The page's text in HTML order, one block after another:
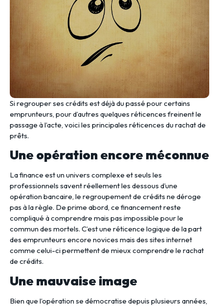
Si regrouper ses crédits est déjà du passé pour certains
emprunteurs, pour d’autres quelques réticences freinent le
passage à l’acte, voici les principales réticences du rachat de
prêts.
Une opération encore méconnue
La finance est un univers complexe et seuls les
professionnels savent réellement les dessous d’une
opération bancaire, le regroupement de crédits ne déroge
pas à la règle. De prime abord, ce financement reste
compliqué à comprendre mais pas impossible pour le
commun des mortels. C’est une réticence logique de la part
des emprunteurs encore novices mais des sites internet
comme celui-ci permettent de mieux comprendre le rachat
de crédits.
Une mauvaise image
Bien que l’opération se démocratise depuis plusieurs années,